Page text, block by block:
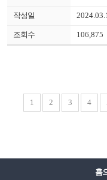
106,875
1 2 3 4
홈